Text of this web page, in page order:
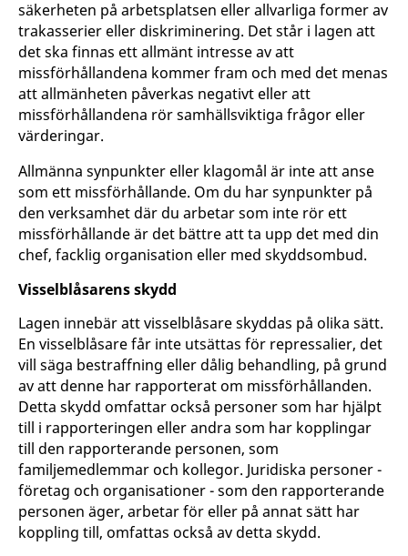
säkerheten på arbetsplatsen eller allvarliga former av
trakasserier eller diskriminering. Det står i lagen att
det ska finnas ett allmänt intresse av att
missförhållandena kommer fram och med det menas
att allmänheten påverkas negativt eller att
missförhållandena rör samhällsviktiga frågor eller
värderingar.
Allmänna synpunkter eller klagomål är inte att anse
som ett missförhållande. Om du har synpunkter på
den verksamhet där du arbetar som inte rör ett
missförhållande är det bättre att ta upp det med din
chef, facklig organisation eller med skyddsombud.
Visselblåsarens skydd
Lagen innebär att visselblåsare skyddas på olika sätt.
En visselblåsare får inte utsättas för repressalier, det
vill säga bestraffning eller dålig behandling, på grund
av att denne har rapporterat om missförhållanden.
Detta skydd omfattar också personer som har hjälpt
till i rapporteringen eller andra som har kopplingar
till den rapporterande personen, som
familjemedlemmar och kollegor. Juridiska personer -
företag och organisationer - som den rapporterande
personen äger, arbetar för eller på annat sätt har
koppling till, omfattas också av detta skydd.